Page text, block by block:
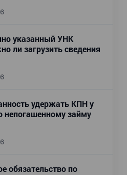
указанный УНК
ли загрузить сведения
удержать КПН у
непогашенному займу
обязательство по